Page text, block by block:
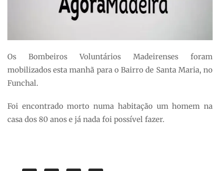
Os Bombeiros Voluntários Madeirenses foram
mobilizados esta manhã para o Bairro de Santa Maria, no
Funchal.
Foi encontrado morto numa habitação um homem na
casa dos 80 anos e já nada foi possível fazer.